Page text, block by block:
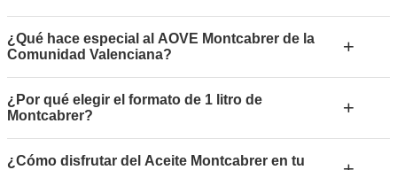
¿Qué hace especial al AOVE Montcabrer de la
Comunidad Valenciana?
+
¿Por qué elegir el formato de 1 litro de
Montcabrer?
+
¿Cómo disfrutar del Aceite Montcabrer en tu